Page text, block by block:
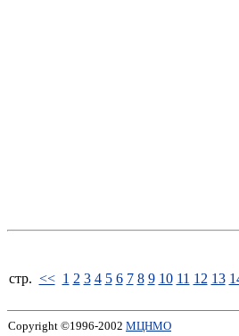
стp. << 1 2 3 4 5 6 7 8 9 10 11 12 13
Copyright ©1996-2002 МЦНМО